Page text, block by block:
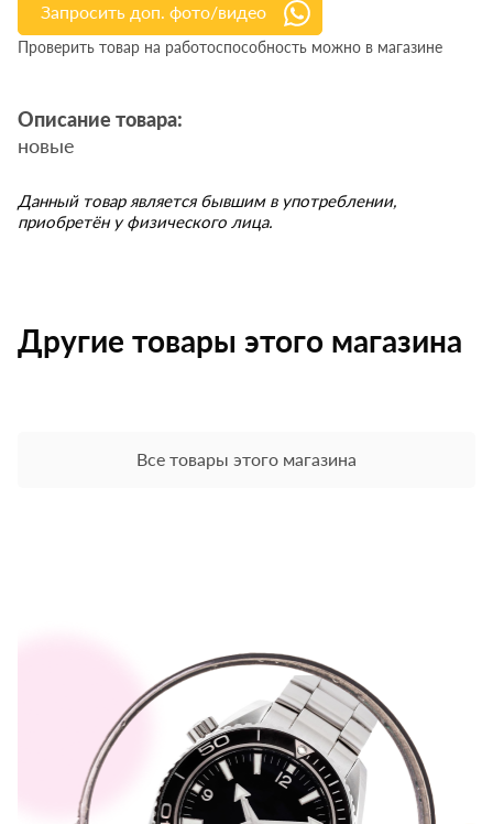
Запросить доп. фото/видео
Проверить товар на работоспособность можно в магазине
Описание товара:
новые
Данный товар является бывшим в употреблении,
приобретён у физического лица.
Другие товары этого магазина
Все товары этого магазина